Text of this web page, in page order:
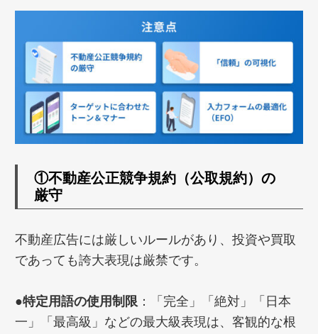
①不動産公正競争規約（公取規約）の
厳守
不動産広告には厳しいルールがあり、投資や買取
であっても誇大表現は厳禁です。
●特定用語の使用制限 ：「完全」「絶対」「日本
一」「最高級」などの最大級表現は、客観的な根